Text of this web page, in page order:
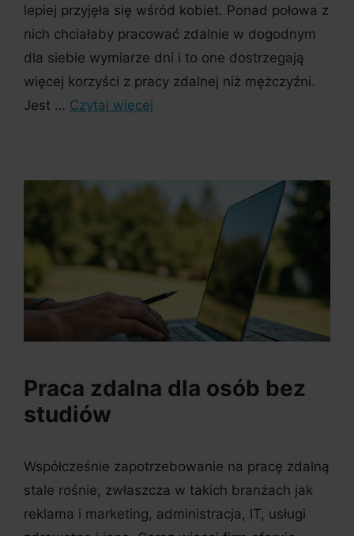
lepiej przyjęła się wśród kobiet. Ponad połowa z
nich chciałaby pracować zdalnie w dogodnym
dla siebie wymiarze dni i to one dostrzegają
więcej korzyści z pracy zdalnej niż mężczyźni.
Jest … Czytaj więcej
Praca zdalna dla osób bez
studiów
Współcześnie zapotrzebowanie na pracę zdalną
stale rośnie, zwłaszcza w takich branżach jak
reklama i marketing, administracja, IT, usługi